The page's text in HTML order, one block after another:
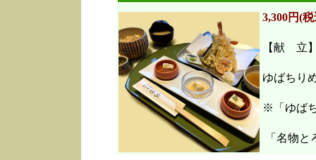
3,300円(
【献 立
ゆばちり
※「ゆば
「名物と